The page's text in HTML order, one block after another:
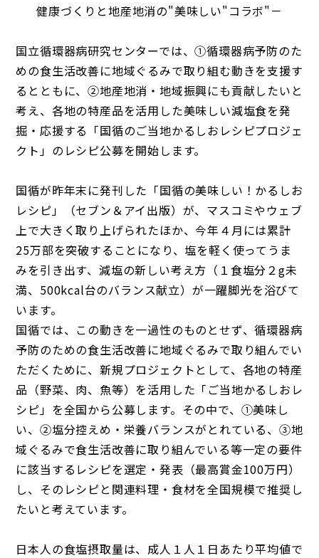
健康づくりと地産地消の"美味しい"コラボ"－
国立循環器病研究センターでは、①循環器病予防のた
めの食生活改善に地域ぐるみで取り組む動きを支援す
るとともに、②地産地消・地域振興にも貢献したいと
考え、各地の特産品を活用した美味しい減塩食を発
掘・応援する「国循のご当地かるしおレシピプロジェ
クト」のレシピ公募を開始します。
国循が昨年末に発刊した「国循の美味しい！かるしお
レシピ」（セブン＆アイ出版）が、マスコミやウェブ
上で大きく取り上げられたほか、今年４月には累計
25万部を突破することになり、塩を軽く使ってうま
みを引き出す、減塩の新しい考え方（１食塩分２g未
満、500kcal台のバランス献立）が一躍脚光を浴びて
います。
国循では、この動きを一過性のものとせず、循環器病
予防のための食生活改善に地域ぐるみで取り組んでい
ただくために、新規プロジェクトとして、各地の特産
品（野菜、肉、魚等）を活用した「ご当地かるしおレ
シピ」を全国から公募します。その中で、①美味し
い、②塩分控えめ・栄養バランスがとれている、③地
域ぐるみで食生活改善に取り組んでいる等一定の要件
に該当するレシピを選定・発表（最高賞金100万円）
し、そのレシピと関連料理・食材を全国規模で推奨し
たいと考えています。
日本人の食塩摂取量は、成人１人１日あたり平均値で